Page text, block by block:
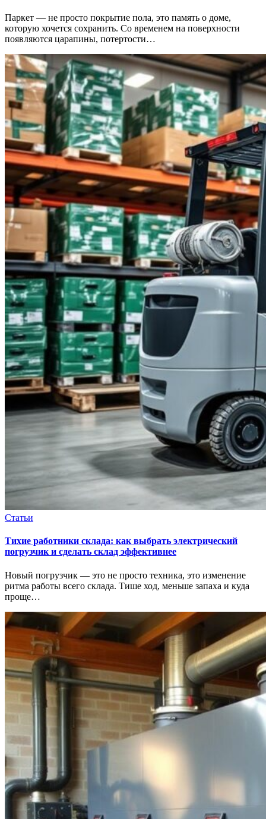
Паркет — не просто покрытие пола, это память о доме,
которую хочется сохранить. Со временем на поверхности
появляются царапины, потертости…
Статьи
Тихие работники склада: как выбрать электрический
погрузчик и сделать склад эффективнее
Новый погрузчик — это не просто техника, это изменение
ритма работы всего склада. Тише ход, меньше запаха и куда
проще…